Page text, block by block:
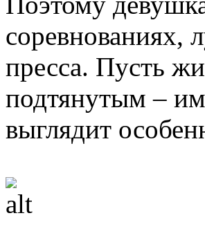
соревнованиях,
пресса. Пусть
подтянутым –
выглядит